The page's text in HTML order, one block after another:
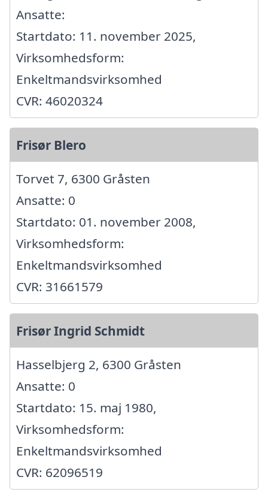
Ansatte:
Startdato: 11. november 2025,
Virksomhedsform:
Enkeltmandsvirksomhed
CVR: 46020324
Frisør Blero
Torvet 7, 6300 Gråsten
Ansatte: 0
Startdato: 01. november 2008,
Virksomhedsform:
Enkeltmandsvirksomhed
CVR: 31661579
Frisør Ingrid Schmidt
Hasselbjerg 2, 6300 Gråsten
Ansatte: 0
Startdato: 15. maj 1980,
Virksomhedsform:
Enkeltmandsvirksomhed
CVR: 62096519